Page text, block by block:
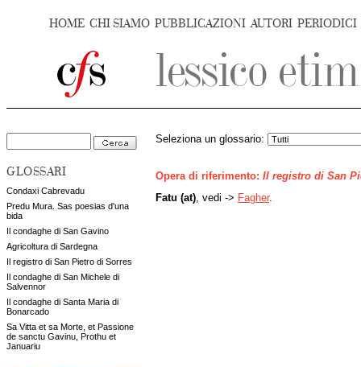
HOME CHI SIAMO PUBBLICAZIONI AUTORI PERIODICI
GLOSSARI
Condaxi Cabrevadu
Predu Mura. Sas poesias d'una
bida
Il condaghe di San Gavino
Agricoltura di Sardegna
Il registro di San Pietro di Sorres
Il condaghe di San Michele di
Salvennor
Il condaghe di Santa Maria di
Bonarcado
Sa Vitta et sa Morte, et Passione
de sanctu Gavinu, Prothu et
Januariu
Seleziona un glossario:
Opera di riferimento: Il registro di San
Fatu (at) , vedi -> Fagher.